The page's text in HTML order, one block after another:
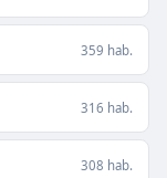
359 hab.
316 hab.
308 hab.